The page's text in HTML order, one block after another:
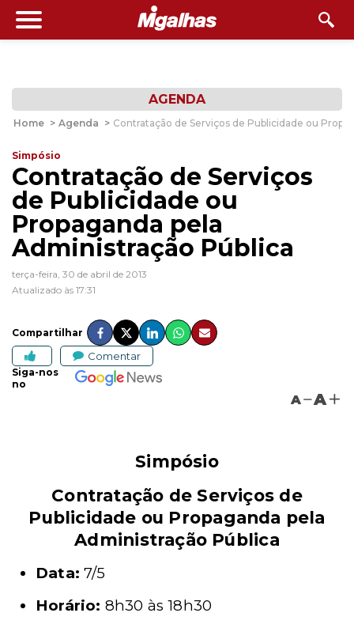
AGENDA
Home > Agenda > Contratação de Serviços de Publicidade ou
Simpósio
Contratação de Serviços
de Publicidade ou
Propaganda pela
Administração Pública
terça-feira, 30 de abril de 2013
Atualizado às 17:31
Compartilhar
Comentar
Siga-nos
no
A A
Simpósio
Contratação de Serviços de
Publicidade ou Propaganda pela
Administração Pública
Data: 7/5
Horário: 8h30 às 18h30